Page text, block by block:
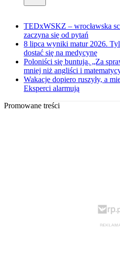
TEDxWSKZ – wrocławska
zaczyna się od pytań
8 lipca wyniki matur 2026.
dostać się na medycynę
Poloniści się buntują. „Za
mniej niż angliści i
Wakacje dopiero ruszyły, a
Eksperci alarmują
Promowane treści